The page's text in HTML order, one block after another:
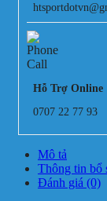
Hỗ Trợ Online
0707 22 77 93
Mô tả
Thông tin bổ
Đánh giá (0)